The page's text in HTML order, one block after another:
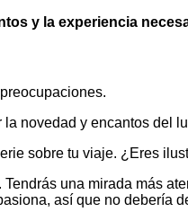
y la experiencia
novedad y encantos del
sobre tu viaje. ¿Eres
una mirada más
así que no debería